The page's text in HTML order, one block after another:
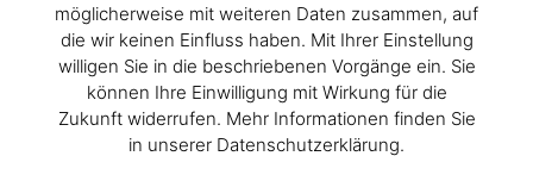
möglicherweise mit weiteren Daten zusammen, auf
die wir keinen Einfluss haben. Mit Ihrer Einstellung
willigen Sie in die beschriebenen Vorgänge ein. Sie
können Ihre Einwilligung mit Wirkung für die
Zukunft widerrufen. Mehr Informationen finden Sie
in unserer Datenschutzerklärung.